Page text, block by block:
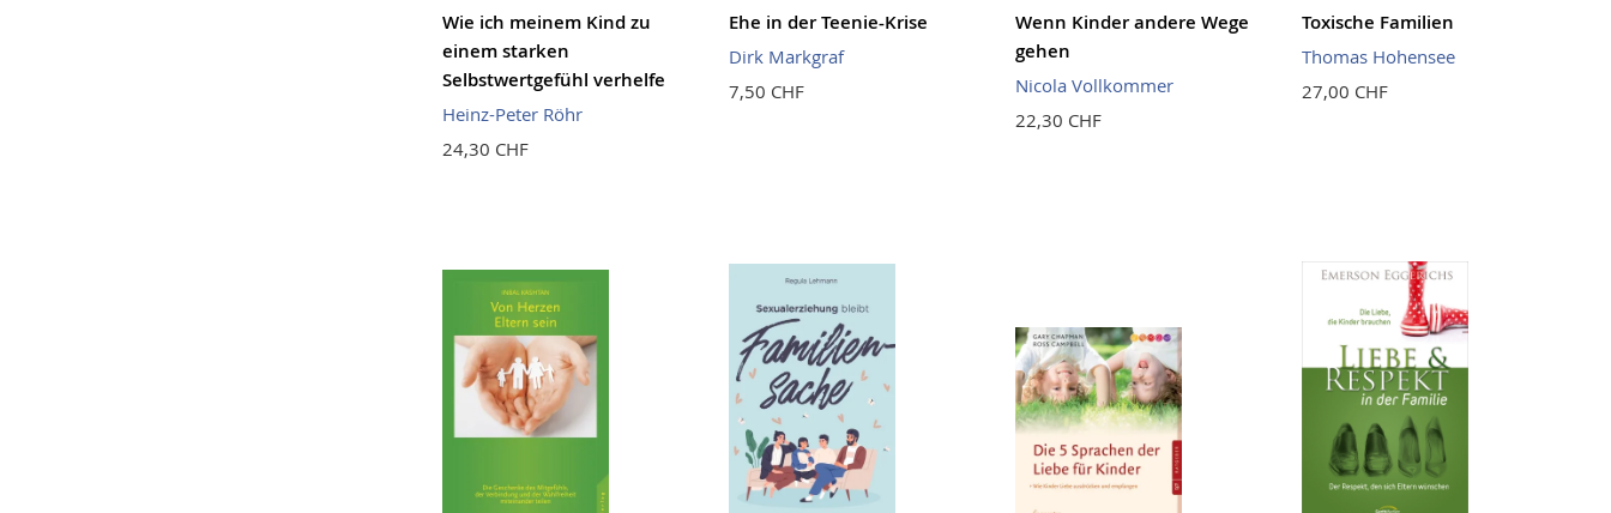
Wie ich meinem Kind zu
einem starken
Selbstwertgefühl verhelfe
Heinz-Peter Röhr
24,30 CHF
Ehe in der Teenie-Krise
Dirk Markgraf
7,50 CHF
Wenn Kinder andere Wege
gehen
Nicola Vollkommer
22,30 CHF
Toxische Familien
Thomas Hohensee
27,00 CHF